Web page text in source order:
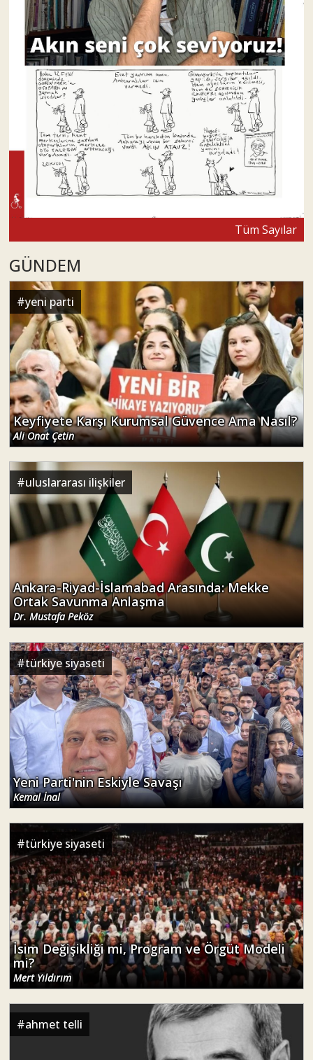
Tüm Sayılar
GÜNDEM
#yeni parti
Keyfiyete Karşı Kurumsal Güvence Ama Nasıl?
Ali Onat Çetin
#uluslararası ilişkiler
Ankara-Riyad-İslamabad Arasında: Mekke
Ortak Savunma Anlaşma
Dr. Mustafa Peköz
#türkiye siyaseti
Yeni Parti'nin Eskiyle Savaşı
Kemal İnal
#türkiye siyaseti
İsim Değişikliği mi, Program ve Örgüt Modeli
mi?
Mert Yıldırım
#ahmet telli